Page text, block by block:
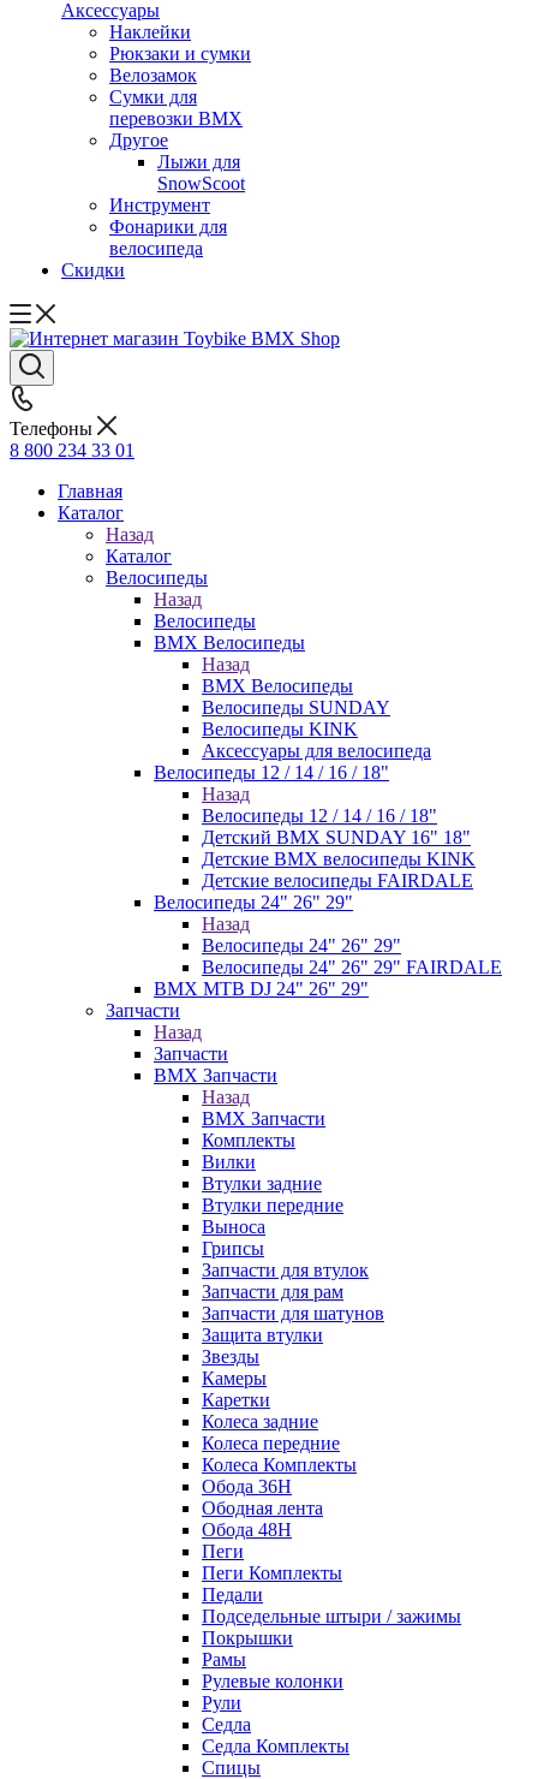
Аксессуары
Наклейки
Рюкзаки и сумки
Велозамок
Сумки для
перевозки BMX
Другое
Лыжи для
SnowScoot
Инструмент
Фонарики для
велосипеда
Скидки
Телефоны
8 800 234 33 01
Главная
Каталог
Назад
Каталог
Велосипеды
Назад
Велосипеды
BMX Велосипеды
Назад
BMX Велосипеды
Велосипеды SUNDAY
Велосипеды KINK
Аксессуары для велосипеда
Велосипеды 12 / 14 / 16 / 18"
Назад
Велосипеды 12 / 14 / 16 / 18"
Детский BMX SUNDAY 16" 18"
Детские BMX велосипеды KINK
Детские велосипеды FAIRDALE
Велосипеды 24" 26" 29"
Назад
Велосипеды 24" 26" 29"
Велосипеды 24" 26" 29" FAIRDALE
BMX MTB DJ 24" 26" 29"
Запчасти
Назад
Запчасти
BMX Запчасти
Назад
BMX Запчасти
Комплекты
Вилки
Втулки задние
Втулки передние
Выноса
Грипсы
Запчасти для втулок
Запчасти для рам
Запчасти для шатунов
Защита втулки
Звезды
Камеры
Каретки
Колеса задние
Колеса передние
Колеса Комплекты
Обода 36H
Ободная лента
Обода 48H
Пеги
Пеги Комплекты
Педали
Подседельные штыри / зажимы
Покрышки
Рамы
Рулевые колонки
Рули
Седла
Седла Комплекты
Спицы